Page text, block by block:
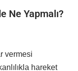
Ne Yapmalı?
vermesi
hareket